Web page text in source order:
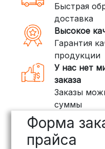
(ПЭК, КИТ,
Если ваш заказ
тяжелые
грузов:
ПЭК: Сроки
дней,
рублей
Быстрая
доставка
Высокое
Гарантия
продукции
У нас нет
заказа
Заказы
суммы
Форма
прайса